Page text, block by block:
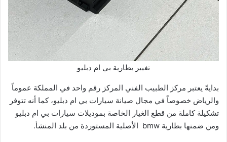
تغيير بطارية بي ام دبليو
بدايةً يعتبر مركز الطبيب الفني المركز رقم واحد في المملكة عموماً
والرياض خصوصاً في مجال صيانة سيارات بي ام دبليو، كما أنه تتوفر
تشكيلة كاملة من قطع الغيار الخاصة بموديلات سيارات بي ام دبليو
ومن ضمنها بطارية bmw الأصلية المستوردة من بلد المنشأ.